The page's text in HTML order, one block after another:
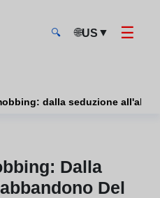
🔍 🌐US ▼ ☰
dalla seduzione
Dalla
Del